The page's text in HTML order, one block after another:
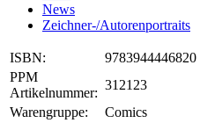
News
Zeichner-/Autorenportraits
ISBN:
9783944446820
PPM
Artikelnummer:
312123
Warengruppe:
Comics